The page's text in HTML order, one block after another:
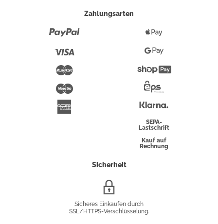
Zahlungsarten
Maestro
Pay
Google
Pay
Überweisung
SEPA-
Lastschrift
Kauf auf
Rechnung
Sicherheit
Sicheres Einkaufen durch
SSL/HTTPS-Verschlüsselung.